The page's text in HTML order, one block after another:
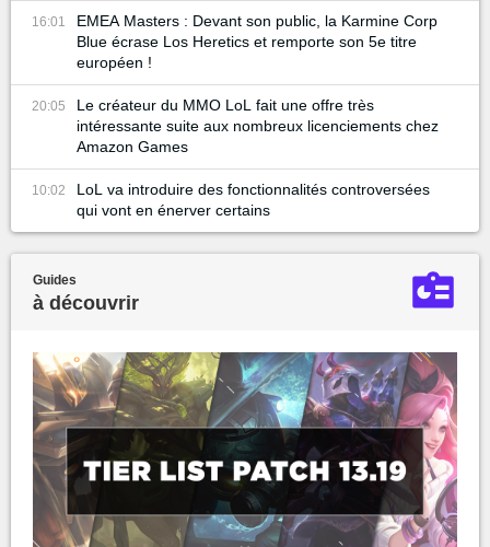
16:01
EMEA Masters : Devant son public, la Karmine Corp
Blue écrase Los Heretics et remporte son 5e titre
européen !
20:05
Le créateur du MMO LoL fait une offre très
intéressante suite aux nombreux licenciements chez
Amazon Games
10:02
LoL va introduire des fonctionnalités controversées
qui vont en énerver certains
Guides
à découvrir